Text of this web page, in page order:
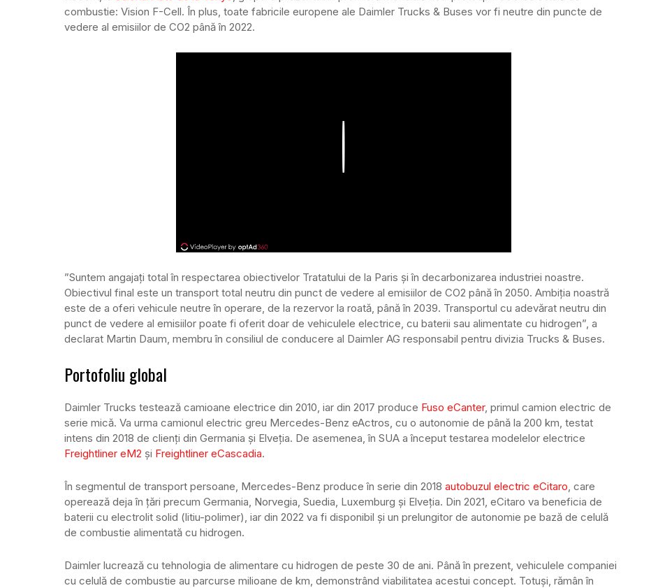
combustie: Vision F-Cell. În plus, toate fabricile europene ale Daimler Trucks & Buses vor fi neutre din puncte de
vedere al emisiilor de CO2 până în 2022.
”Suntem angajați total în respectarea obiectivelor Tratatului de la Paris și în decarbonizarea industriei noastre.
Obiectivul final este un transport total neutru din punct de vedere al emisiilor de CO2 până în 2050. Ambiția noastră
este de a oferi vehicule neutre în operare, de la rezervor la roată, până în 2039. Transportul cu adevărat neutru din
punct de vedere al emisiilor poate fi oferit doar de vehiculele electrice, cu baterii sau alimentate cu hidrogen”, a
declarat Martin Daum, membru în consiliul de conducere al Daimler AG responsabil pentru divizia Trucks & Buses.
Portofoliu global
Daimler Trucks testează camioane electrice din 2010, iar din 2017 produce Fuso eCanter, primul camion electric de
serie mică. Va urma camionul electric greu Mercedes-Benz eActros, cu o autonomie de până la 200 km, testat
intens din 2018 de clienți din Germania și Elveția. De asemenea, în SUA a început testarea modelelor electrice
Freightliner eM2 și Freightliner eCascadia.
În segmentul de transport persoane, Mercedes-Benz produce în serie din 2018 autobuzul electric eCitaro , care
operează deja în țări precum Germania, Norvegia, Suedia, Luxemburg și Elveția. Din 2021, eCitaro va beneficia de
baterii cu electrolit solid (litiu-polimer), iar din 2022 va fi disponibil și un prelungitor de autonomie pe bază de celulă
de combustie alimentată cu hidrogen.
Daimler lucrează cu tehnologia de alimentare cu hidrogen de peste 30 de ani. Până în prezent, vehiculele companiei
cu celulă de combustie au parcurse milioane de km, demonstrând viabilitatea acestui concept. Totuși, rămân în